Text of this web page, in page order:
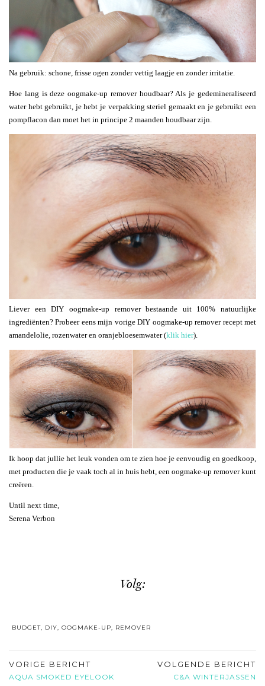
Na gebruik: schone, frisse ogen zonder vettig laagje en zonder irritatie.
Hoe lang is deze oogmake-up remover houdbaar? Als je gedemineraliseerd
water hebt gebruikt, je hebt je verpakking steriel gemaakt en je gebruikt een
pompflacon dan moet het in principe 2 maanden houdbaar zijn.
Liever een DIY oogmake-up remover bestaande uit 100% natuurlijke
ingrediënten? Probeer eens mijn vorige DIY oogmake-up remover recept met
amandelolie, rozenwater en oranjebloesemwater (klik hier).
Ik hoop dat jullie het leuk vonden om te zien hoe je eenvoudig en goedkoop,
met producten die je vaak toch al in huis hebt, een oogmake-up remover kunt
creëren.
Until next time,
Serena Verbon
Volg:
BUDGET, DIY, OOGMAKE-UP, REMOVER
VORIGE BERICHT
AQUA SMOKED EYELOOK
VOLGENDE BERICHT
C&A WINTERJASSEN